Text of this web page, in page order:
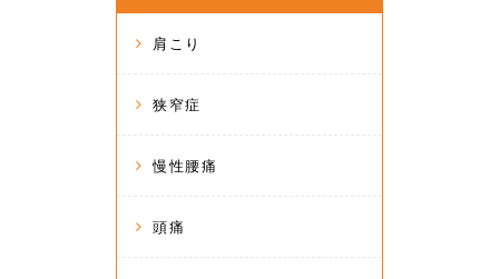
肩こり
狭窄症
慢性腰痛
頭痛